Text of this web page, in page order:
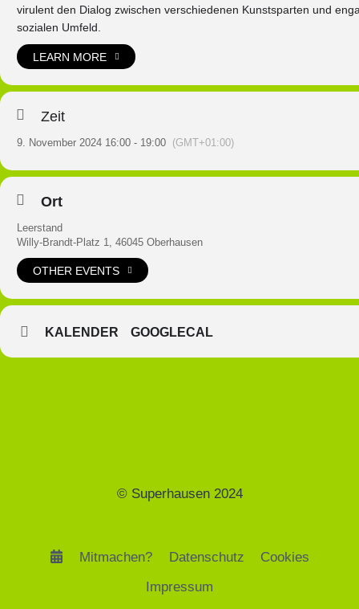
virulent den Dialog zwischen verschiedenen Kunstsparten und
sozialen Umfeld.
LEARN MORE
Zeit
9. November 2024 16:00 - 19:00 (GMT+01:00)
Ort
Leerstand
Willy-Brandt-Platz 1, 46045 Oberhausen
OTHER EVENTS
KALENDER GOOGLECAL
© Superhausen 2024
Mitmachen? Datenschutz
Cookies
Impressum